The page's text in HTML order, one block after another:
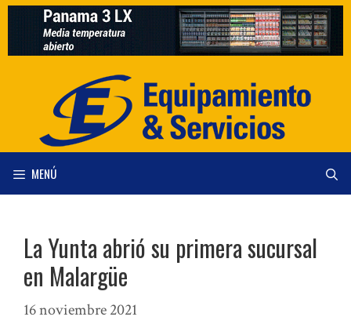
Saltar
contenido
MENÚ
La Yunta abrió su primera sucursal
en Malargüe
16 noviembre 2021